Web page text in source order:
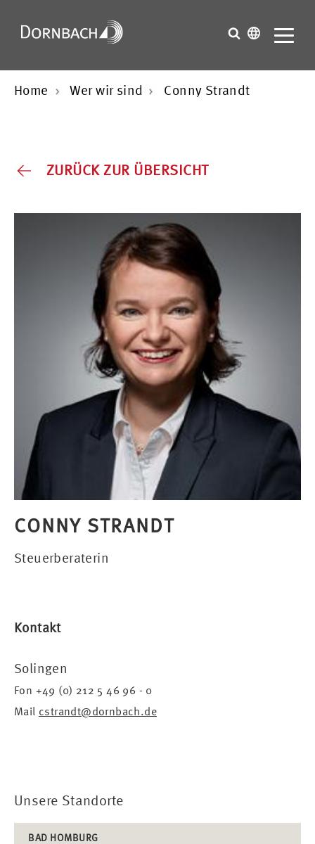
Home Wer wir sind Conny Strandt
ZURÜCK ZUR ÜBERSICHT
CONNY STRANDT
Steuerberaterin
Kontakt
Solingen
Fon +49 (0) 212 5 46 96 - 0
Mail cstrandt@dornbach.de
Unsere Standorte
BAD HOMBURG